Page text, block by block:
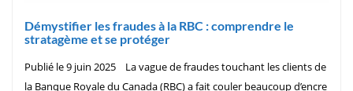
Démystifier les fraudes à la RBC : comprendre le
stratagème et se protéger
Publié le 9 juin 2025 La vague de fraudes touchant les clients de
la Banque Royale du Canada (RBC) a fait couler beaucoup d’encre